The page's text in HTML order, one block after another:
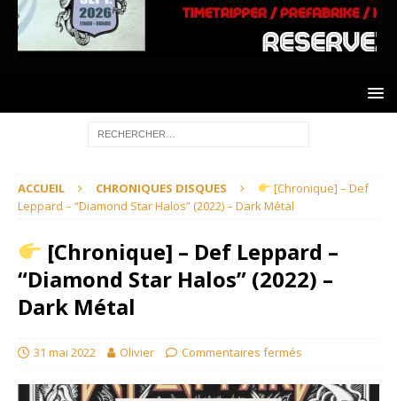
ACCUEIL CHRONIQUES DISQUES
[Chronique] – Def
Leppard – “Diamond Star Halos” (2022) – Dark Métal
[Chronique] – Def Leppard –
“Diamond Star Halos” (2022) –
Dark Métal
31 mai 2022 Olivier Commentaires fermés